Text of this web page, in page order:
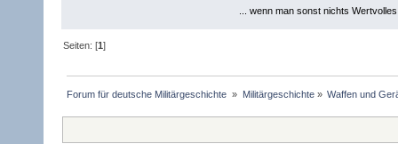
... wenn man sonst nichts
Seiten: [1]
Forum für deutsche Militärgeschichte » Militärgeschichte» Waffen und